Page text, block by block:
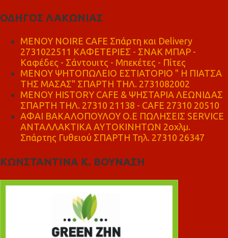
ΟΔΗΓΟΣ ΛΑΚΩΝΙΑΣ
MENOY NOIRE CAFE Σπάρτη και Delivery
2731022511 ΚΑΦΕΤΕΡΙΕΣ - ΣΝΑΚ ΜΠΑΡ -
Καφέδες - Σάντουιτς - Μπεκέτες - Πίτες
ΜΕΝΟΥ ΨΗΤΟΠΩΛΕΙΟ ΕΣΤΙΑΤΟΡΙΟ " Η ΠΙΑΤΣΑ
ΤΗΣ ΜΑΣΑΣ" ΣΠΑΡΤΗ ΤΗΛ. 2731082002
ΜΕΝΟΥ HISTORY CAFE & ΨΗΣΤΑΡΙΑ ΛΕΩΝΙΔΑΣ
ΣΠΑΡΤΗ ΤΗΛ. 27310 21138 - CAFE 27310 20510
ΑΦΑΙ ΒΑΚΑΛΟΠΟΥΛΟΥ Ο.Ε ΠΩΛΗΣΕΙΣ SERVICE
ΑΝΤΑΛΛΑΚΤΙΚΑ ΑΥΤΟΚΙΝΗΤΩΝ 2οχλμ.
Σπάρτης Γυθειού ΣΠΑΡΤΗ Τηλ. 27310 26347
ΚΩΝΣΤΑΝΤΙΝΑ Κ. ΒΟΥΝΑΣΗ